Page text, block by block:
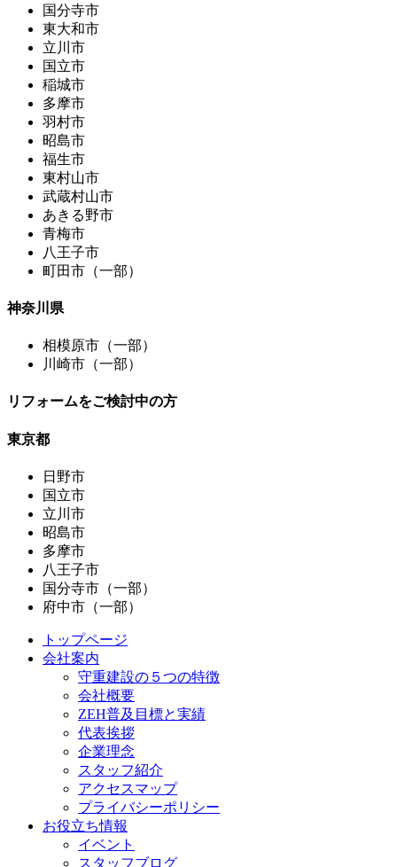
国分寺市
東大和市
立川市
国立市
稲城市
多摩市
羽村市
昭島市
福生市
東村山市
武蔵村山市
あきる野市
青梅市
八王子市
町田市（一部）
神奈川県
相模原市（一部）
川崎市（一部）
リフォームをご検討中の方
東京都
日野市
国立市
立川市
昭島市
多摩市
八王子市
国分寺市（一部）
府中市（一部）
トップページ
会社案内
守重建設の５つの特徴
会社概要
ZEH普及目標と実績
代表挨拶
企業理念
スタッフ紹介
アクセスマップ
プライバシーポリシー
お役立ち情報
イベント
スタッフブログ